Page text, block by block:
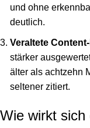
und ohne
deutlich.
Veraltete
stärker
älter als achtzehn
seltener zitiert.
Wie wirkt sich